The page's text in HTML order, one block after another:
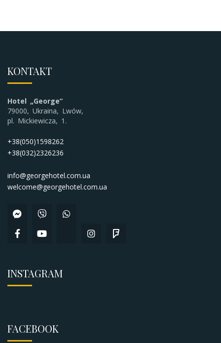
KONTAKT
Hotel „George”
79000, Ukraina, Lwów,
pl. Mickiewicza, 1.
+38(050)1598262
+38(032)2326236
info@georgehotel.com.ua
welcome@georgehotel.com.ua
INSTAGRAM
FACEBOOK